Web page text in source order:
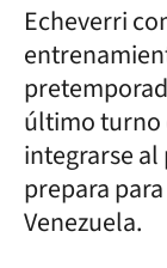
Echeverri
último turno
integrarse
prepara
Venezuela.